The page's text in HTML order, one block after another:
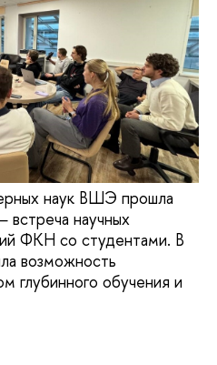
наук ВШЭ прошла
встреча научных
ФКН со студентами. В
возможность
глубинного обучения и